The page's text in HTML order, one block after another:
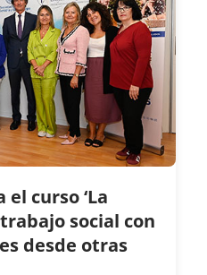
el curso ‘La
social con
desde otras